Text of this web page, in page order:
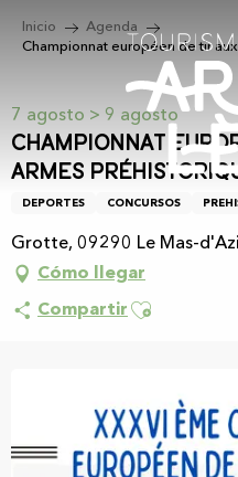
Inicio
Agenda
Championnat européen de tir
7 agosto > 9 agosto
Championnat
armes
DEPORTES CONCURSOS
Grotte, 09290 Le Mas-d'Azil
Cómo llegar
Compartir Ajouter aux